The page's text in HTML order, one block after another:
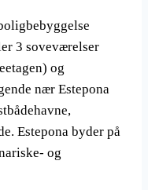
3 soveværelser
og
nær Estepona
Estepona byder på
og